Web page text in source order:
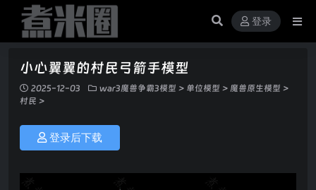
登录
小心翼翼的村民弓箭手模型
2025-12-03 war3魔兽争霸3模型 > 单位模型 > 魔兽原生模型 >
村民 >
登录后下载